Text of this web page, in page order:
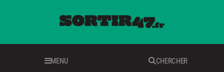
MENU CHERCHER